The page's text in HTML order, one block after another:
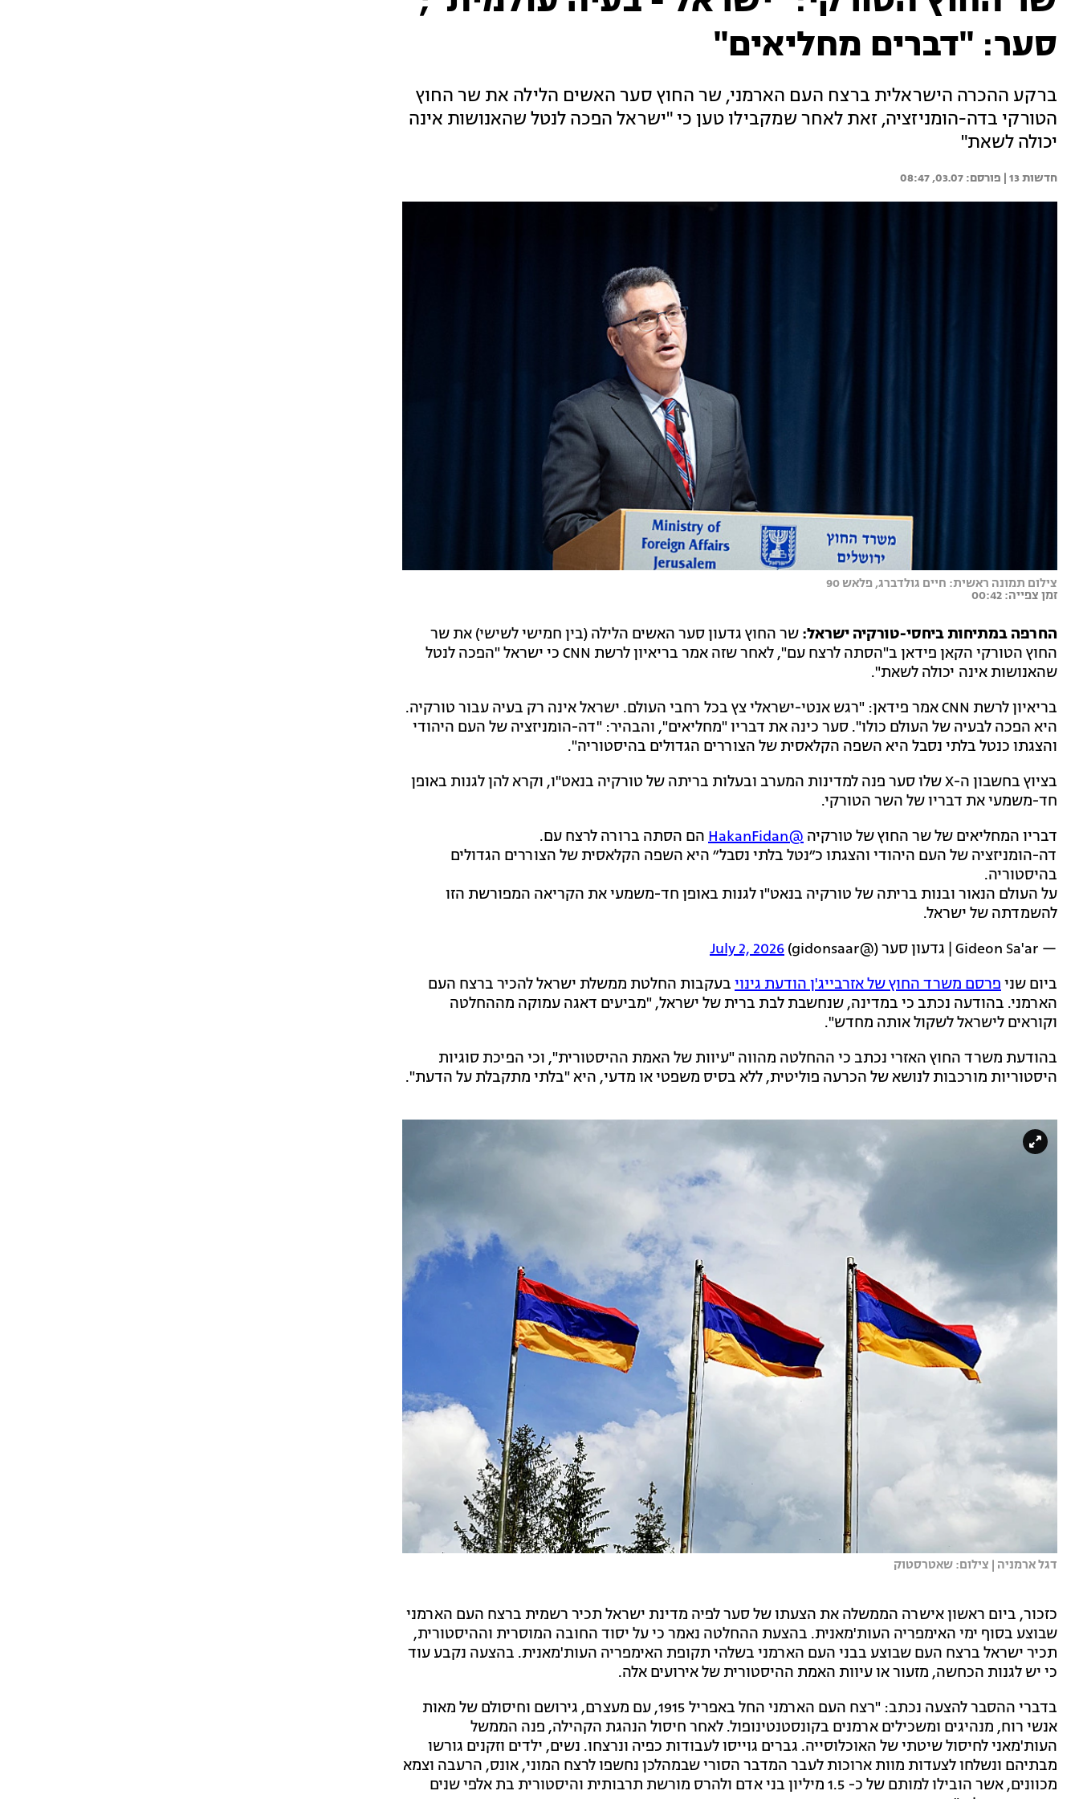
סער: "דברים מחליאים"
ברקע ההכרה הישראלית ברצח העם הארמני, שר החוץ סער האשים הלילה את שר החוץ
הטורקי בדה-הומניזציה, זאת לאחר שמקבילו טען כי "ישראל הפכה לנטל שהאנושות אינה
יכולה לשאת"
חדשות 13 | 03.07, 08:47
צילום תמונה ראשית: חיים גולדברג, פלאש 90
זמן צפייה: 00:42
החרפה במתיחות ביחסי-טורקיה ישראל: שר החוץ גדעון סער האשים הלילה (בין חמישי לשישי) את שר
החוץ הטורקי הקאן פידאן ב"הסתה לרצח עם", לאחר שזה אמר בריאיון לרשת CNN כי ישראל "הפכה לנטל
שהאנושות אינה יכולה לשאת".
בריאיון לרשת CNN אמר פידאן: "רגש אנטי-ישראלי צץ בכל רחבי העולם. ישראל אינה רק בעיה עבור טורקיה.
היא הפכה לבעיה של העולם כולו". סער כינה את דבריו "מחליאים", והבהיר: "דה-הומניזציה של העם היהודי
והצגתו כנטל בלתי נסבל היא השפה הקלאסית של הצוררים הגדולים בהיסטוריה".
בציוץ בחשבון ה-X שלו סער פנה למדינות המערב ובעלות בריתה של טורקיה בנאט"ו, וקרא להן לגנות באופן
חד-משמעי את דבריו של השר הטורקי.
דבריו המחליאים של שר החוץ של טורקיה @HakanFidan
הם הסתה ברורה לרצח עם.
דה-הומניזציה של העם היהודי והצגתו כ״נטל בלתי נסבל״ היא השפה הקלאסית של הצוררים הגדולים
בהיסטוריה.
על העולם הנאור ובנות בריתה של טורקיה בנאט"ו לגנות באופן חד-משמעי את הקריאה המפורשת הזו
להשמדתה של ישראל.
— Gideon Sa'ar | גדעון סער (@gidonsaar)
July 2, 2026
ביום שניפרסם משרד החוץ של אזרבייג'ן הודעת גינוי בעקבות החלטת ממשלת ישראל להכיר ברצח העם
הארמני. בהודעה נכתב כי במדינה, שנחשבת לבת ברית של ישראל, "מביעים דאגה עמוקה מההחלטה
וקוראים לישראל לשקול אותה מחדש".
בהודעת משרד החוץ האזרי נכתב כי ההחלטה מהווה "עיוות של האמת ההיסטורית", וכי הפיכת סוגיות
היסטוריות מורכבות לנושא של הכרעה פוליטית, ללא בסיס משפטי או מדעי, היא "בלתי מתקבלת על הדעת".
דגל ארמניה | צילום: שאטרסטוק
כזכור, ביום ראשון אישרה הממשלה את הצעתו של סער לפיה מדינת ישראל תכיר רשמית ברצח העם הארמני
שבוצע בסוף ימי האימפריה העות'מאנית. בהצעת ההחלטה נאמר כי על יסוד החובה המוסרית וההיסטורית,
תכיר ישראל ברצח העם שבוצע בבני העם הארמני בשלהי תקופת האימפריה העות'מאנית. בהצעה נקבע עוד
כי יש לגנות הכחשה, מזעור או עיוות האמת ההיסטורית של אירועים אלה.
בדברי ההסבר להצעה נכתב: "רצח העם הארמני החל באפריל 1915, עם מעצרם, גירושם וחיסולם של מאות
אנשי רוח, מנהיגים ומשכילים ארמנים בקונסטנטינופול. לאחר חיסול הנהגת הקהילה, פנה הממשל
העות'מאני לחיסול שיטתי של האוכלוסייה. גברים גוייסו לעבודות כפיה ונרצחו. נשים, ילדים וזקנים גורשו
מבתיהם ונשלחו לצעדות מוות ארוכות לעבר המדבר הסורי שבמהלכן נחשפו לרצח המוני, אונס, הרעבה וצמא
מכוונים, אשר הובילו למותם של כ- 1.5 מיליון בני אדם ולהרס מורשת תרבותית והיסטורית בת אלפי שנים